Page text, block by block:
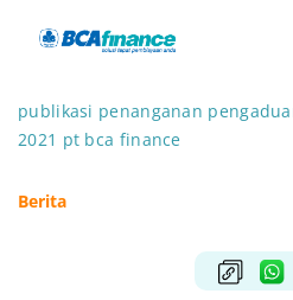
publikasi penanganan
2021 pt bca finance
Berita